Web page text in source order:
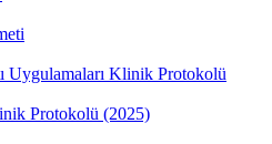
Uygulamaları Klinik Protokolü
Protokolü (2025)